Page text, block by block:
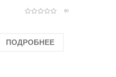
(0)
ПОДРОБНЕЕ